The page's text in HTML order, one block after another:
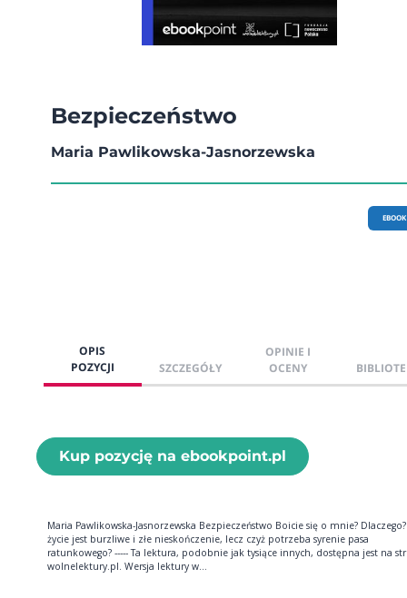
Bezpieczeństwo
Maria Pawlikowska-Jasnorzewska
EBOOK
OPIS
POZYCJI
SZCZEGÓŁY
OPINIE I
OCENY
Kup pozycję na ebookpoint.pl
Maria Pawlikowska-Jasnorzewska Bezpieczeństwo Boicie się o mnie?
życie jest burzliwe i złe nieskończenie, lecz czyż potrzeba syrenie pasa
ratunkowego? ----- Ta lektura, podobnie jak tysiące innych, dostępna jest na
wolnelektury.pl. Wersja lektury w...